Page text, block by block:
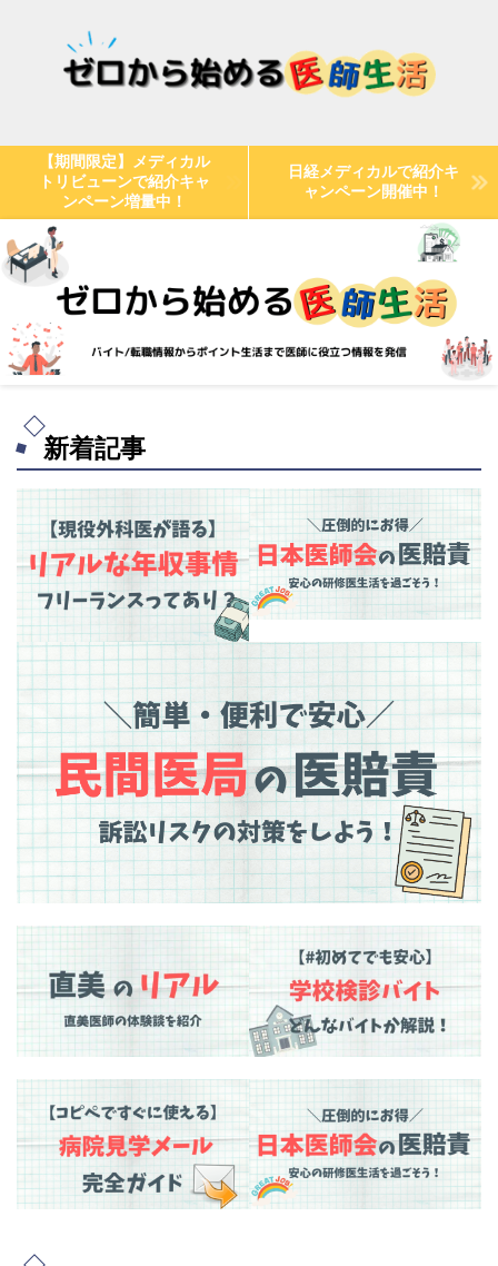
【期間限定】メディカル
トリビューンで紹介キャ
ンペーン増量中！
日経メディカルで紹介キ
ャンペーン開催中！
新着記事